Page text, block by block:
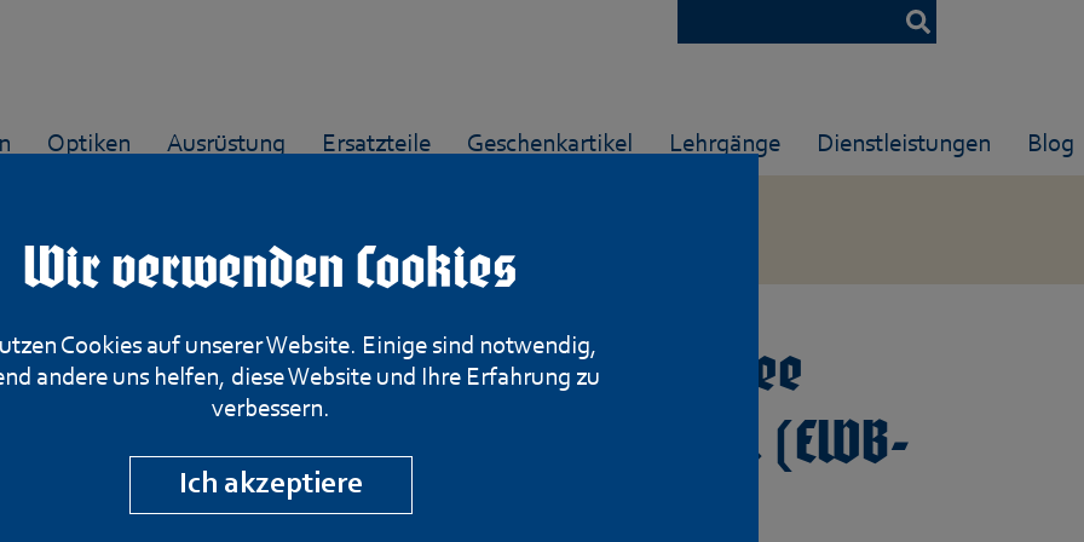
Wir verwenden Cookies
Cookies auf unserer Website. Einige sind notwendig,
andere uns helfen, diese Website und Ihre Erfahrung zu
verbessern.
Ich akzeptiere
Optiken Ausrüstung Ersatzteile Geschenkartikel Lehrgänge Dienstleistungen Blog
Originaler Verschluss für Lee
Enfield No.8 MK1 Kal. .22lr. (EWB-
frei)